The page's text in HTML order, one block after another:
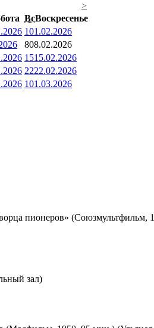
>
ВсВоскресенье
101.02.2026
808.02.2026
1515.02.2026
2222.02.2026
101.03.2026
пионеров» (Союзмультфильм,
зал)